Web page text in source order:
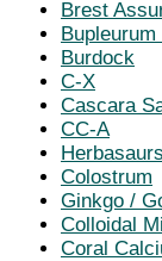
Brest
Bupleurum
Burdock
C-X
Cascara
CC-A
Herbasaurs
Colostrum
Ginkgo /
Colloidal
Coral